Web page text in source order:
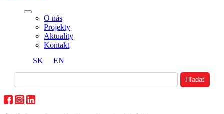
O nás
Projekty
Aktuality
Kontakt
SK
EN